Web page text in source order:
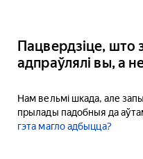
Пацвердзіце, што
адпраўлялі вы, а
Нам вельмі шкада, але
прылады падобныя да
гэта магло адбыцца?